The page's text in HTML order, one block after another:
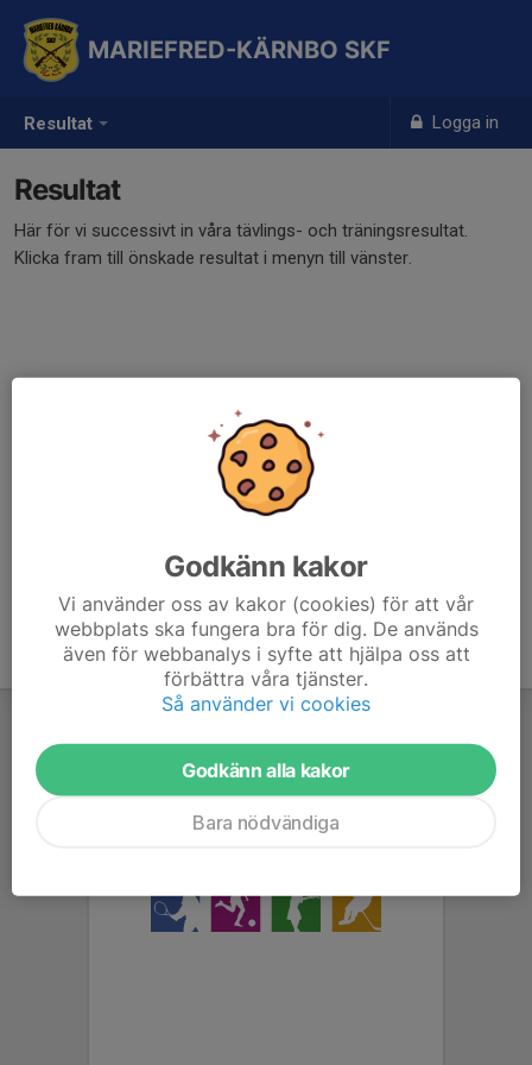
Resultat Logga in
MARIEFRED-KÄRNBO SKF
Resultat
Här för vi successivt in våra tävlings- och träningsresultat.
Klicka fram till önskade resultat i menyn till vänster.
Godkänn kakor
Vi använder oss av kakor (cookies) för att vår
webbplats ska fungera bra för dig. De används
även för webbanalys i syfte att hjälpa oss att
förbättra våra tjänster.
Så använder vi cookies
Godkänn alla kakor
Bara nödvändiga